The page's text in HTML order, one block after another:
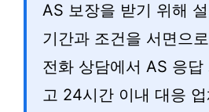
AS 보장을 받기 위해
기간과 조건을 서면으
전화 상담에서 AS 응답
고 24시간 이내 대응